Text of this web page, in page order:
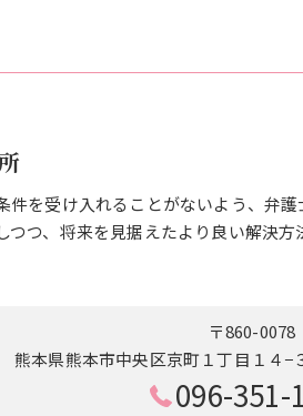
件を受け入れることがないよう、弁
つつ、将来を見据えたより良い解決方
〒860-0078
熊本県熊本市中央区京町１丁目１４−
096-351-